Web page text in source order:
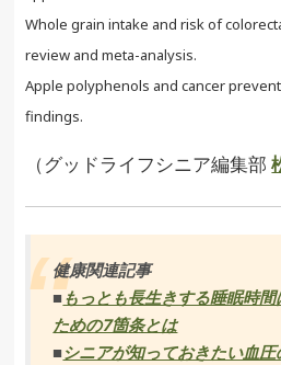
Whole grain intake and risk of
review and meta-analysis.
Apple polyphenols and cancer
findings.
（グッドライフシニア編集部
健康関連記事
■もっとも長生きする睡眠時
ための7箇条とは
■シニアが知っておきたい血